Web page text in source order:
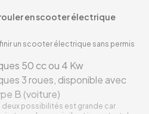
en scooter électrique
un scooter électrique sans permis
50 cc ou 4 Kw
3 roues, disponible avec
B (voiture)
deux possibilités est grande car